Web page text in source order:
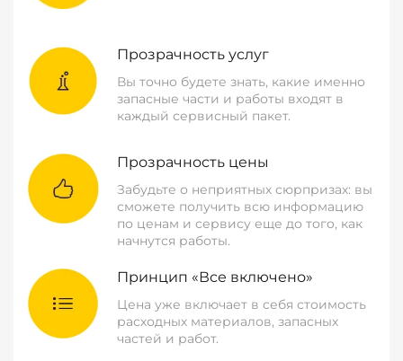
Прозрачность услуг
Вы точно будете знать, какие именно
запасные части и работы входят в
каждый сервисный пакет.
Прозрачность цены
Забудьте о неприятных сюрпризах: вы
сможете получить всю информацию
по ценам и сервису еще до того, как
начнутся работы.
Принцип «Все включено»
Цена уже включает в себя стоимость
расходных материалов, запасных
частей и работ.